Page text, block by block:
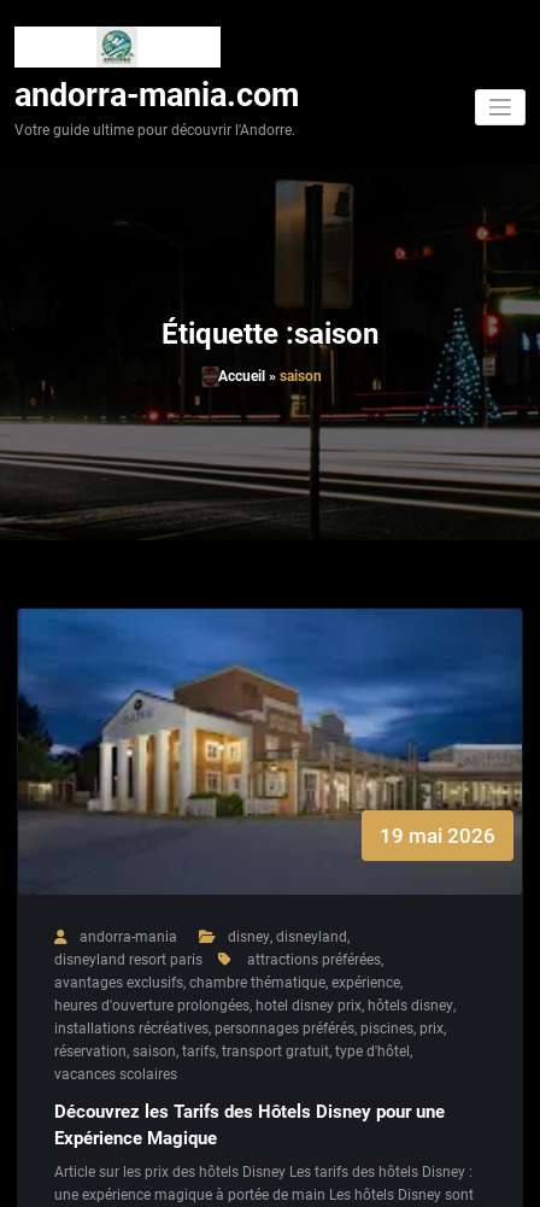
andorra-mania.com
Votre guide ultime pour découvrir l'Andorre.
Étiquette :saison
Accueil » saison
19 mai 2026
andorra-mania disney, disneyland,
disneyland resort paris
attractions préférées,
avantages exclusifs, chambre thématique, expérience,
heures d'ouverture prolongées, hotel disney prix, hôtels disney,
installations récréatives, personnages préférés, piscines, prix,
réservation, saison, tarifs, transport gratuit, type d'hôtel,
vacances scolaires
Découvrez les Tarifs des Hôtels Disney pour une
Expérience Magique
Article sur les prix des hôtels Disney Les tarifs des hôtels Disney :
une expérience magique à portée de main Les hôtels Disney sont